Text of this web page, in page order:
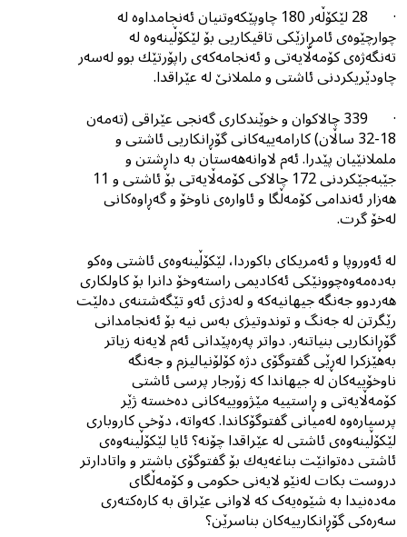
· 28 لێکۆڵەر 180 چاوپێکەوتنیان ئەنجامداوە لە
چوارچێوەى ئامڕازێکى تاقیکاریی بۆ لێکۆڵینەوە لە
تەنگەژەی کۆمەڵایەتی و ئەنجامەکەی راپۆرتێك بوو لەسەر
چاودێریکردنی ئاشتی و ململانێ لە عێراقدا.
· 339 چالاکوان و خوێندکاری گەنجی عێراقی (تەمەن
18-32 ساڵان) کارامەییەکانی گۆڕانکاریی ئاشتی و
ململانێیان پێدرا. ئەم لاوانەهەستان بە داڕشتن و
جێبەجێکردنى 172 چالاکی کۆمەڵایەتی بۆ ئاشتی و 11
هەزار ئەندامی کۆمەڵگا و ئاوارەی ناوخۆ و گەڕاوەکانی
لەخۆ گرت.
لە ئەوروپا و ئەمریکای باکوردا، لێکۆڵینەوەی ئاشتی وەکو
بەدەمەوەچوونێکی ئەکادیمی راستەوخۆ دانرا بۆ کاولکاری
هەردوو جەنگە جیهانیەکە و لەدژی ئەو تێگەشتنەی دەلێت
رێگرتن لە جەنگ و توندوتیژی بەس نیە بۆ ئەنجامدانی
گۆڕانکاریی بنیاتنەر. دواتر پەرەپێدانی ئەم لایەنە زیاتر
بەهێزکرا لەڕێی گفتوگۆی دژە کۆلۆنیالیزم و جەنگە
ناوخۆییەکان لە جیهاندا کە زۆرجار پرسى ئاشتى
کۆمەڵایەتى و ڕاستییە مێژووییەکانى دەخستە ژێر
پرسیارەوە لەمیانى گفتوگۆکاندا. کەواتە، دۆخی کاروباری
لێکۆڵینەوەی ئاشتی لە عێراقدا چۆنە؟ ئایا لێکۆڵینەوەی
ئاشتی دەتوانێت بناغەیەك بۆ گفتوگۆی باشتر و واتادارتر
دروست بکات لەنێو لایەنى حکومى و کۆمەڵگاى
مەدەنیدا بە شێوەیەک کە لاوانى عێراق بە کارەکتەرى
سەرەکى گۆڕانکارییەکان بناسرێن؟